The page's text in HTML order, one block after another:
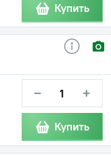
Купить
− +
Купить